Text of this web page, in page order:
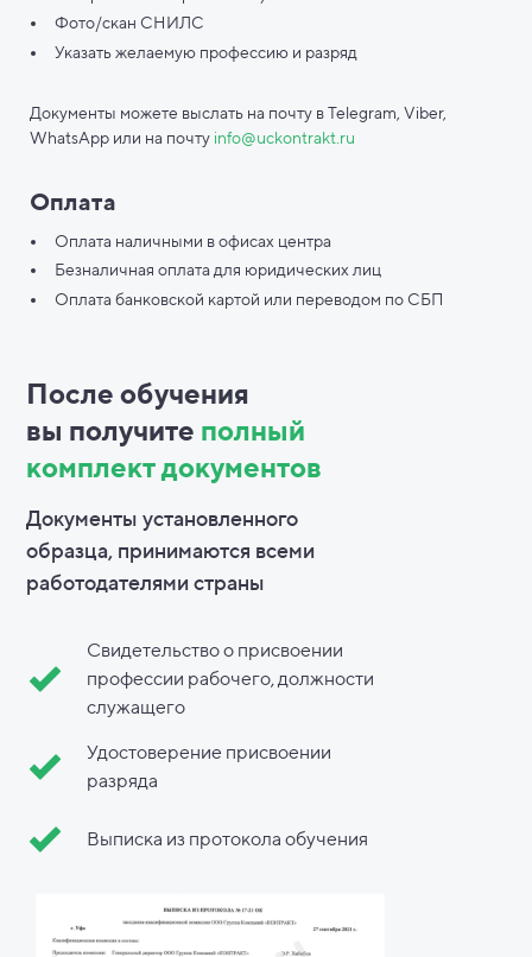
Фото/скан СНИЛС
Указать желаемую профессию и разряд
Документы можете выслать на почту в Telegram, Viber,
WhatsApp или на почту info@uckontrakt.ru
Оплата
Оплата наличными в офисах центра
Безналичная оплата для юридических лиц
Оплата банковской картой или переводом по СБП
После обучения
вы получите полный
комплект документов
Документы установленного
образца, принимаются всеми
работодателями страны
Свидетельство о присвоении
профессии рабочего, должности
служащего
Удостоверение присвоении
разряда
Выписка из протокола обучения